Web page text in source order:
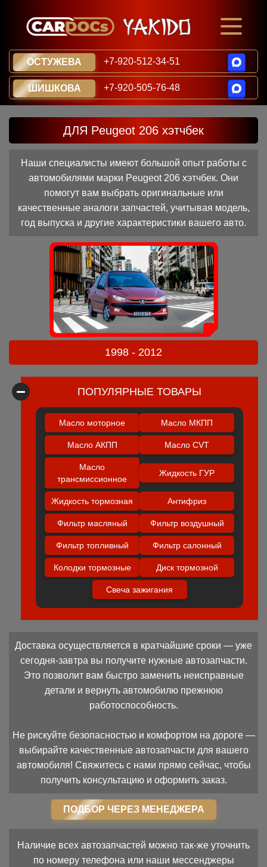
ОСТУЖЕВА +7-920-512-34-51
ШИШКОВА +7-920-505-76-48
ДЛЯ Peugeot 206 хэтчбек
Наши специалисты имеют большой опыт работы с
автомобилями марки Peugeot 206 хэтчбек. Они
помогут вам выбрать оригинальные или
качественные аналоги запчастей, учитывая модель,
год выпуска и другие характеристики вашего авто.
1998 - 2012
ПОПУЛЯРНЫЕ ТОВАРЫ
Масло моторное Масло МКПП
Масло АКПП Масло CVT
Масло
трансмиссионное
Жидкость ГУР
Жидкость тормозная Антифриз
Фильтр масляный Фильтр воздушный
Фильтр топливный Фильтр салонный
Колодки тормозные Диск тормозной
Свеча зажигания
Доставка осуществляется в кратчайшие сроки — уже
сегодня-завтра вы получите нужные автозапчасти.
Это позволит вам быстро заменить неисправные
детали и вернуть автомобилю прежнюю
работоспособность.
Не рискуйте безопасностью и комфортом на дороге —
выбирайте качественные автозапчасти для вашего
автомобиля! Свяжитесь с нами прямо сейчас, чтобы
получить консультацию и оформить заказ.
ПОДБОР ЧЕРЕЗ МЕНЕДЖЕРА
Наличие всех автозапчастей можно так-же уточнить
по номеру телефона или наши мессенджеры